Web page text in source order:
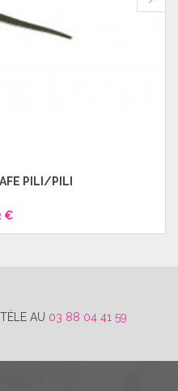
PILI/PILI
€
AU 03 88 04 41 59